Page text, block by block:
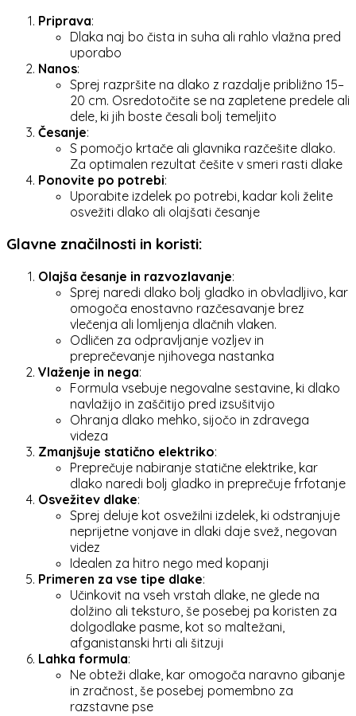
Priprava:
Dlaka naj bo čista in suha ali rahlo vlažna pred
uporabo
Nanos:
Sprej razpršite na dlako z razdalje približno 15–
20 cm. Osredotočite se na zapletene predele ali
dele, ki jih boste česali bolj temeljito
Česanje:
S pomočjo krtače ali glavnika razčešite dlako.
Za optimalen rezultat češite v smeri rasti dlake
Ponovite po potrebi:
Uporabite izdelek po potrebi, kadar koli želite
osvežiti dlako ali olajšati česanje
Glavne značilnosti in koristi:
Olajša česanje in razvozlavanje:
Sprej naredi dlako bolj gladko in obvladljivo, kar
omogoča enostavno razčesavanje brez
vlečenja ali lomljenja dlačnih vlaken.
Odličen za odpravljanje vozljev in
preprečevanje njihovega nastanka
Vlaženje in nega:
Formula vsebuje negovalne sestavine, ki dlako
navlažijo in zaščitijo pred izsušitvijo
Ohranja dlako mehko, sijočo in zdravega
videza
Zmanjšuje statično elektriko:
Preprečuje nabiranje statične elektrike, kar
dlako naredi bolj gladko in preprečuje frfotanje
Osvežitev dlake:
Sprej deluje kot osvežilni izdelek, ki odstranjuje
neprijetne vonjave in dlaki daje svež, negovan
videz
Idealen za hitro nego med kopanji
Primeren za vse tipe dlake:
Učinkovit na vseh vrstah dlake, ne glede na
dolžino ali teksturo, še posebej pa koristen za
dolgodlake pasme, kot so maltežani,
afganistanski hrti ali šitzuji
Lahka formula:
Ne obteži dlake, kar omogoča naravno gibanje
in zračnost, še posebej pomembno za
razstavne pse